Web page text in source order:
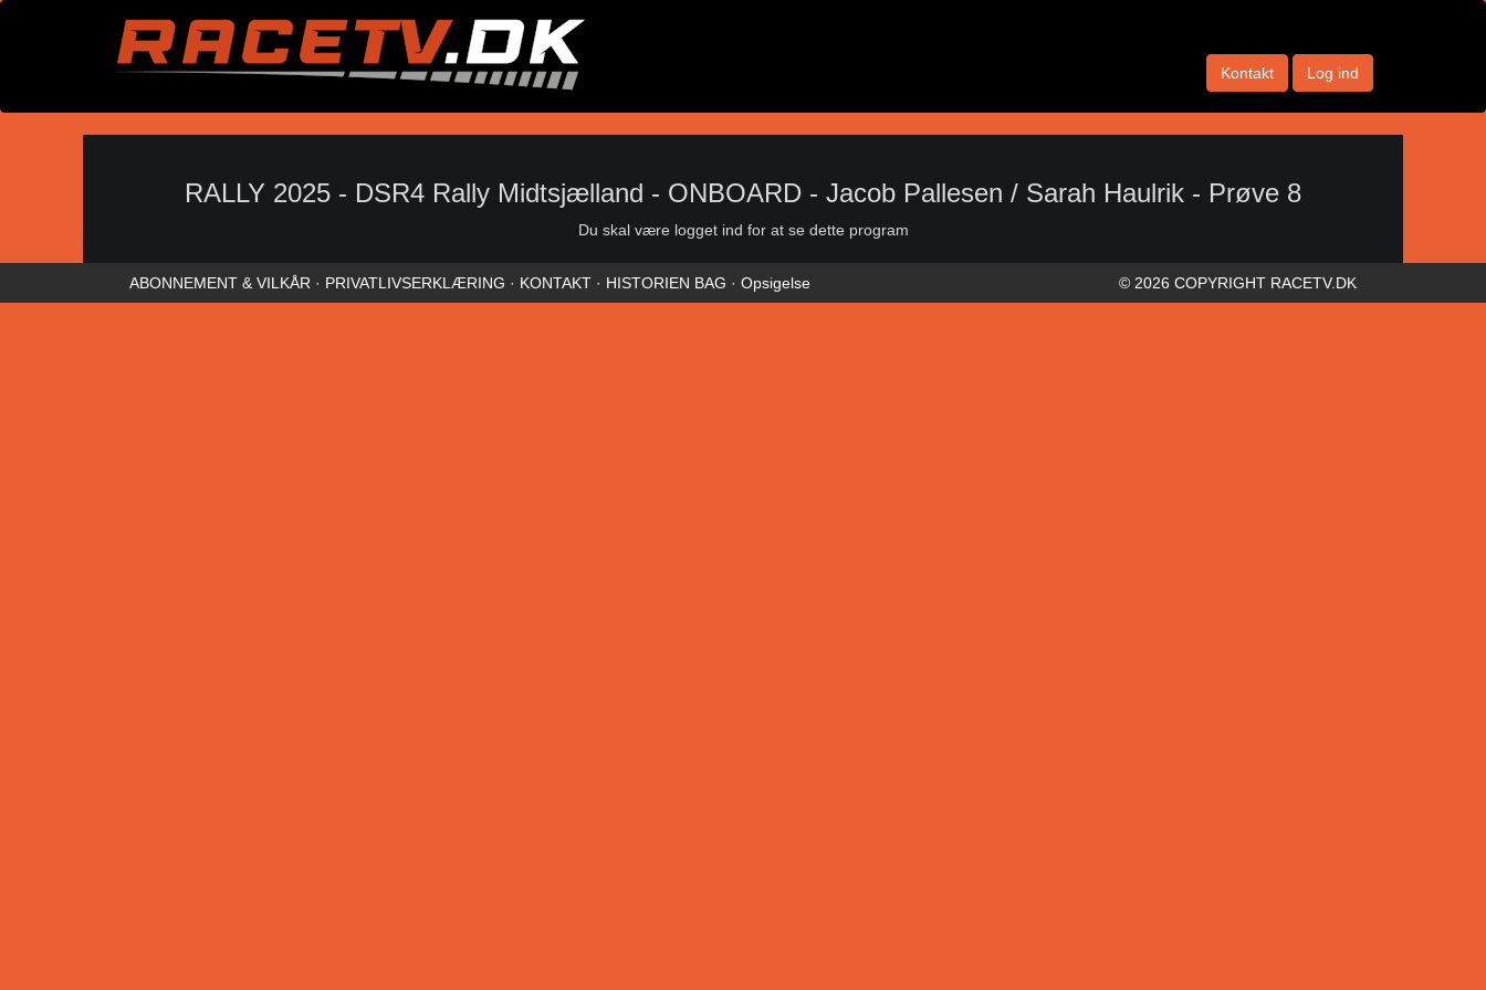
Kontakt Log ind
RALLY 2025 - DSR4 Rally Midtsjælland - ONBOARD - Jacob Pallesen / Sarah Haulrik - Prøve 8
Du skal være logget ind for at se dette program
ABONNEMENT & VILKÅR · PRIVATLIVSERKLÆRING · KONTAKT · HISTORIEN BAG · Opsigelse © 2026 COPYRIGHT RACETV.DK